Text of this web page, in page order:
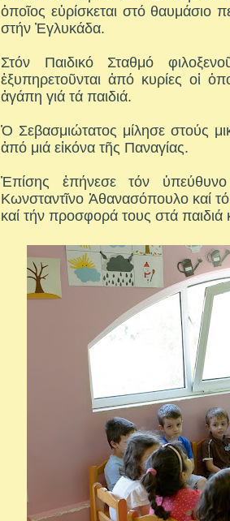
ὁποῖος εὑρίσκεται στό
στήν Ἐγλυκάδα.
Στόν Παιδικό Σταθμό
ἐξυπηρετοῦνται ἀπό κυρίες οἱ
ἀγάπη γιά τά παιδιά.
Ὁ Σεβασμιώτατος μίλησε στούς
ἀπό μιά εἰκόνα τῆς Παναγίας.
Ἐπίσης ἐπήνεσε τόν ὑπεύθυνο
Κωνσταντῖνο Ἀθανασόπουλο καί
καί τήν προσφορά τους στά